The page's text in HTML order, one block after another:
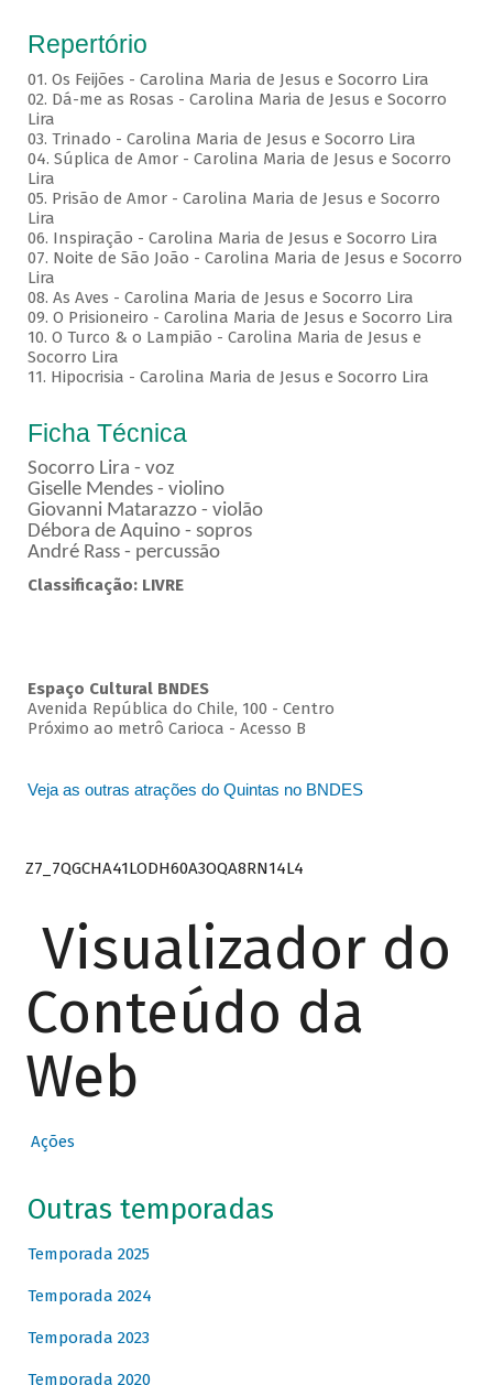
Repertório
01. Os Feijões - Carolina Maria de Jesus e Socorro Lira
02. Dá-me as Rosas - Carolina Maria de Jesus e Socorro
Lira
03. Trinado - Carolina Maria de Jesus e Socorro Lira
04. Súplica de Amor - Carolina Maria de Jesus e Socorro
Lira
05. Prisão de Amor - Carolina Maria de Jesus e Socorro
Lira
06. Inspiração - Carolina Maria de Jesus e Socorro Lira
07. Noite de São João - Carolina Maria de Jesus e Socorro
Lira
08. As Aves - Carolina Maria de Jesus e Socorro Lira
09. O Prisioneiro - Carolina Maria de Jesus e Socorro Lira
10. O Turco & o Lampião - Carolina Maria de Jesus e
Socorro Lira
11. Hipocrisia - Carolina Maria de Jesus e Socorro Lira
Ficha Técnica
Socorro Lira - voz
Giselle Mendes - violino
Giovanni Matarazzo - violão
Débora de Aquino - sopros
André Rass - percussão
Classificação: LIVRE
Espaço Cultural BNDES
Avenida República do Chile, 100 - Centro
Próximo ao metrô Carioca - Acesso B
Veja as outras atrações do Quintas no BNDES
Z7_7QGCHA41LODH60A3OQA8RN14L4
Visualizador do
Conteúdo da
Web
Ações
Outras temporadas
Temporada 2025
Temporada 2024
Temporada 2023
Temporada 2020